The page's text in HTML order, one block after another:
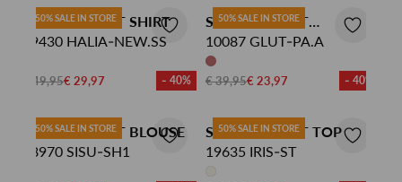
50% SALE IN STORE
SISTERS POINT SHIRT
19430 HALIA-NEW.SS
€ 49,95€ 29,97 - 40%
50% SALE IN STORE
SISTERS POINT
PANTALON
10087 GLUT-PA.A
€ 39,95€ 23,97 - 40%
50% SALE IN STORE
SISTERS POINT BLOUSE
18970 SISU-SH1
50% SALE IN STORE
SISTERS POINT TOP
19635 IRIS-ST